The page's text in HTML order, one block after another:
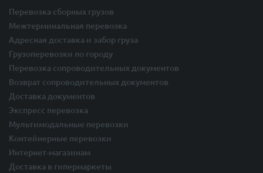
Перевозка сборных грузов
Межтерминальная перевозка
Адресная доставка и забор груза
Грузоперевозки по городу
Перевозка сопроводительных документов
Возврат сопроводительных документов
Доставка документов
Экспресс перевозка
Мультимодальные перевозки
Контейнерные перевозки
Интернет-магазинам
Доставка в гипермаркеты